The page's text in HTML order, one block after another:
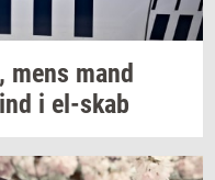
mens mand
ind i el-​skab